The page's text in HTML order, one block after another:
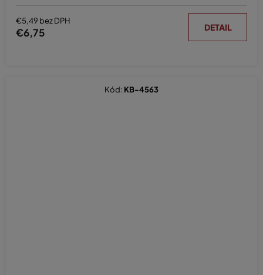
€5,49 bez DPH
€6,75 DETAIL
Kód: KB-4563